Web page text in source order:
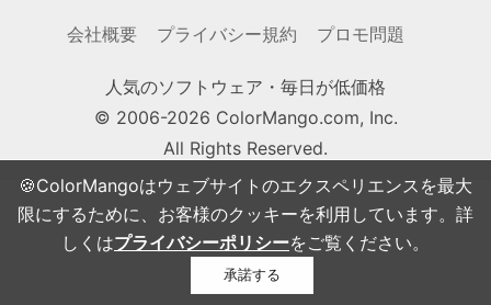
🍪ColorMangoはウェブサイトのエクスペリエンスを最大
限にするために、お客様のクッキーを利用しています。詳
しくはプライバシーポリシーをご覧ください。
承諾する
会社概要 プライバシー規約 プロモ問題
人気のソフトウェア・毎日が低価格
© 2006-2026 ColorMango.com, Inc.
All Rights Reserved.